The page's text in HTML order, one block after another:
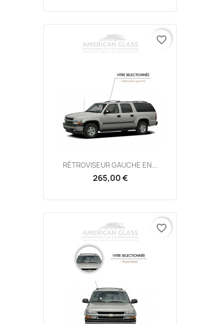
RÉTROVISEUR GAUCHE EN...
265,00 €
favorite_border
favorite_border